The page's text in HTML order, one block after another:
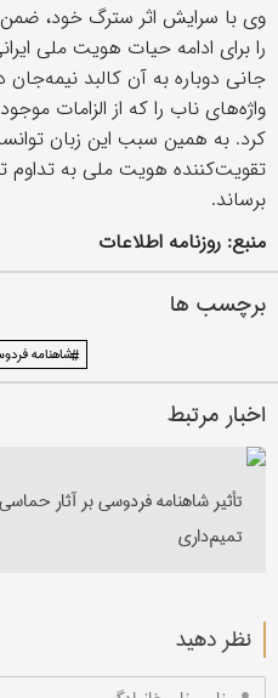
وی با سرایش اثر سترگ خود، ضمن
را برای ادامه حیات هویت ملی
جانی دوباره به آن کالبد نیمه‌جان
واژه‌های ناب را که از الزامات
کرد. به همین سبب این زبان
تقویت‌کننده هویت ملی به تداوم
برساند.
منبع: روزنامه اطلاعات
برچسب ها
#شاهنامه
اخبار مرتبط
تأثير شاهنامه فردوسی بر آثار
تمیم‌داری
نظر دهید